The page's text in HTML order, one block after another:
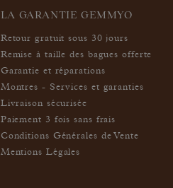
LA GARANTIE GEMMYO
Retour gratuit sous 30 jours
Remise à taille des bagues offerte
Garantie et réparations
Montres - Services et garanties
Livraison sécurisée
Paiement 3 fois sans frais
Conditions Générales de Vente
Mentions Légales